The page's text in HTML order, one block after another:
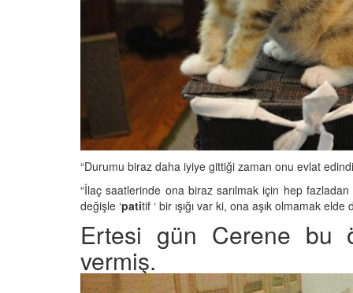
“Durumu biraz daha iyiye gittiği zaman onu evlat
“İlaç saatlerinde ona biraz sarılmak için hep
değişle ‘patitif ‘ bir ışığı var ki, ona aşık olmamak elde
Ertesi gün Cerene bu
vermiş.